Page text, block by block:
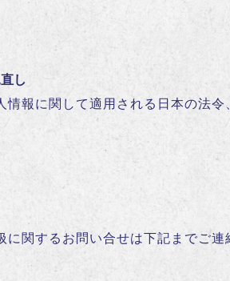
し
情報に関して適用される日本の法
に関するお問い合せは下記までご連